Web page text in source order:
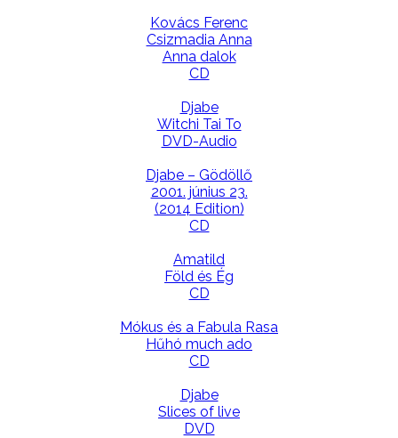
Kovács Ferenc
Csizmadia Anna
Anna dalok
CD
Djabe
Witchi Tai To
DVD-Audio
Djabe – Gödöllő
2001. június 23.
(2014 Edition)
CD
Amatild
Föld és Ég
CD
Mókus és a Fabula Rasa
Hűhó much ado
CD
Djabe
Slices of live
DVD